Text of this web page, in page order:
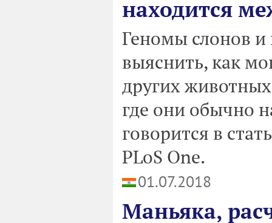
находится
Геномы слонов
выяснить, как
других животных
где они обычно
говорится в
PLoS One.
01.07.2018
Маньяка,